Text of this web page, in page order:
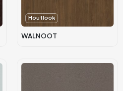
Houtlook
WALNOOT